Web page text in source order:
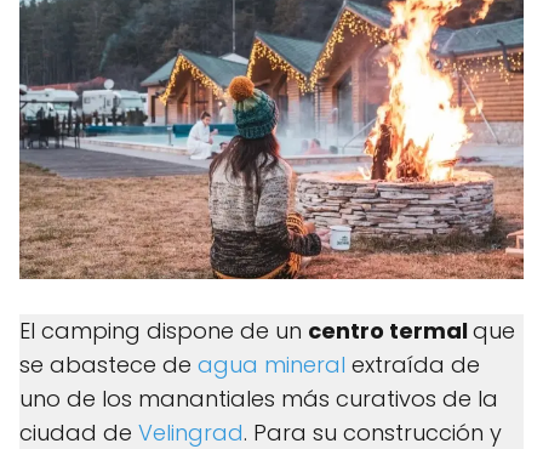
El camping dispone de un centro termalque
se abastece de agua mineral extraída de
uno de los manantiales más curativos de la
ciudad de Velingrad. Para su construcción y